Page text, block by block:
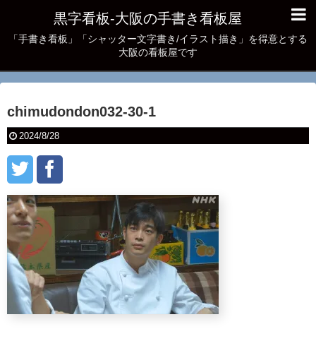
黒字看板‐大阪の手書き看板屋
「手書き看板」「シャッター文字書き/イラスト描き」を得意とする
大阪の看板屋です
chimudondon032-30-1
2024/8/28